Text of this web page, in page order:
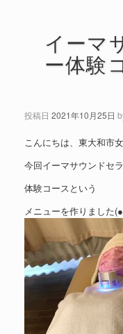
イーマ
ー体験
投稿日 2021年10月25日
こんにちは、東大和市
今回イーマサウンドセ
体験コースという
メニューを作りました